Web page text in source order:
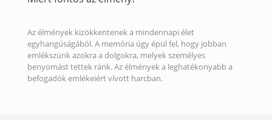
Az élmények kizökkentenek a mindennapi élet
egyhangúságából. A memória úgy épül fel, hogy jobban
emlékszünk azokra a dolgokra, melyek személyes
benyomást tettek ránk. Az élmények a leghatékonyabb a
befogadók emlékeiért vívott harcban.